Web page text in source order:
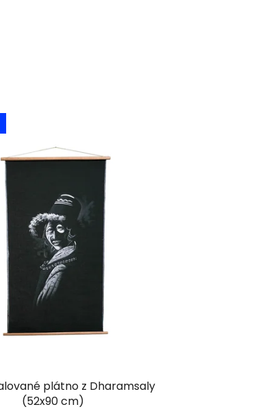
plátno z Dharamsaly
(52x90 cm)